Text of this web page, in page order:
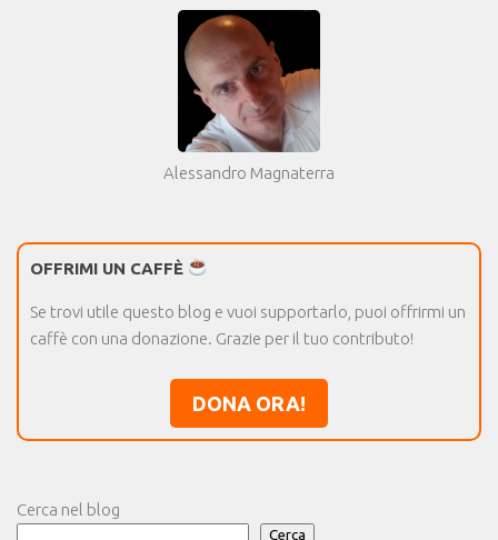
Alessandro Magnaterra
OFFRIMI UN CAFFÈ
Se trovi utile questo blog e vuoi supportarlo, puoi offrirmi un
caffè con una donazione. Grazie per il tuo contributo!
DONA ORA!
Cerca nel blog
Cerca